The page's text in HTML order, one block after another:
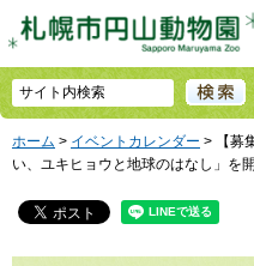
ホーム > イベントカレンダー > 【募
い、ユキヒョウと地球のはなし」を